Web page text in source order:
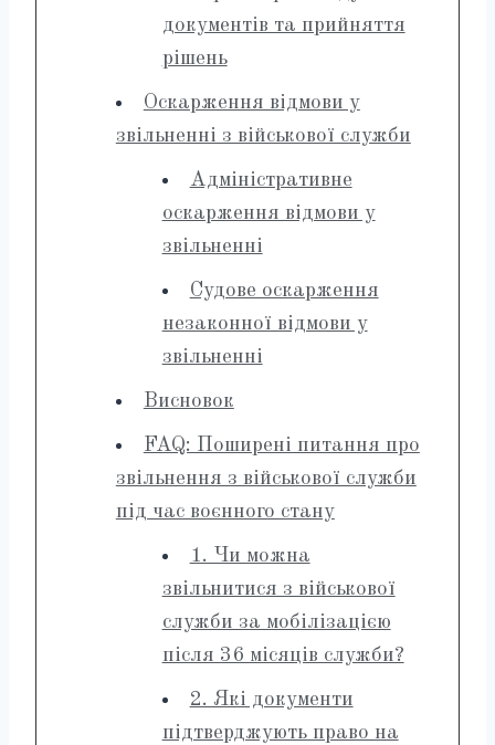
документів та прийняття
рішень
Оскарження відмови у
звільненні з військової служби
Адміністративне
оскарження відмови у
звільненні
Судове оскарження
незаконної відмови у
звільненні
Висновок
FAQ: Поширені питання про
звільнення з військової служби
під час воєнного стану
1. Чи можна
звільнитися з військової
служби за мобілізацією
після 36 місяців служби?
2. Які документи
підтверджують право на